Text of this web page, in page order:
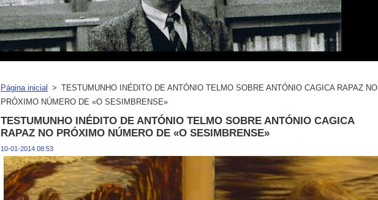
Página inicial > TESTUMUNHO INÉDITO DE ANTÓNIO TELMO SOBRE ANTÓNIO CAGICA RAPAZ NO
PRÓXIMO NÚMERO DE «O SESIMBRENSE»
TESTUMUNHO INÉDITO DE ANTÓNIO TELMO SOBRE ANTÓNIO CAGICA
RAPAZ NO PRÓXIMO NÚMERO DE «O SESIMBRENSE»
10-01-2014 08:53